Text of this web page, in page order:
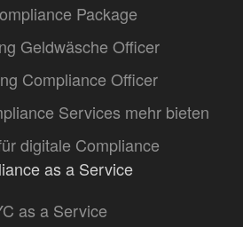
Package
Geldwäsche Officer
Compliance Officer
Services mehr bieten
digitale Compliance
as a Service
as a Service